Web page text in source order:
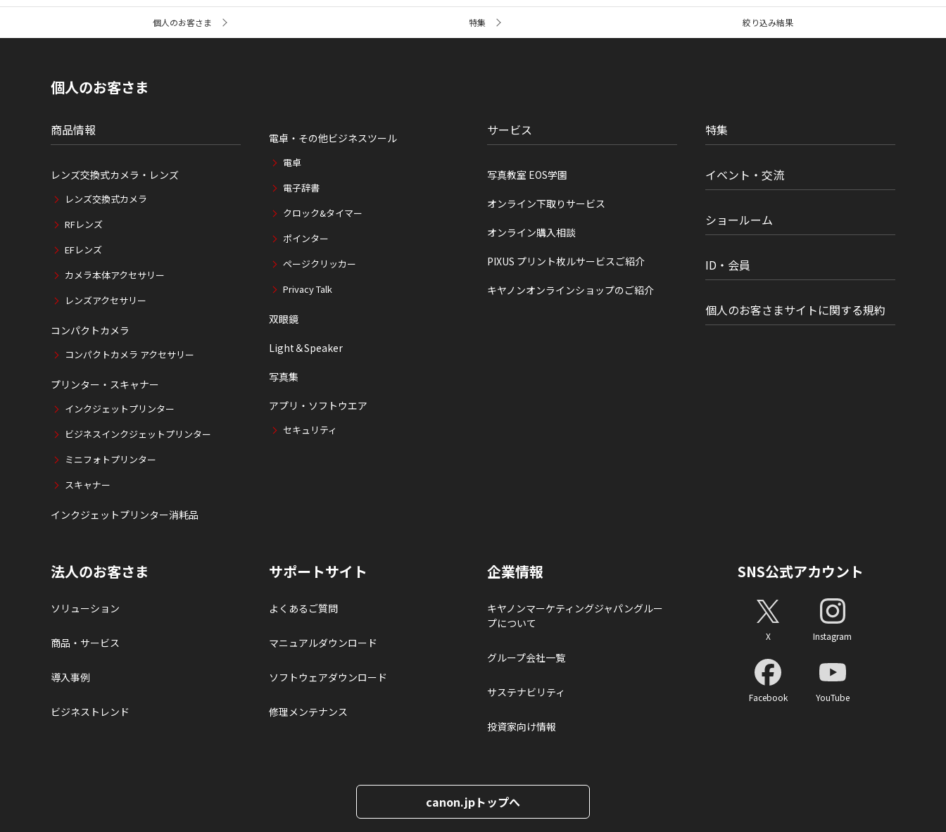
ト
個人のお客さま 特集 絞り込み結果
個人のお客さま
商品情報
レンズ交換式カメラ・レンズ
レンズ交換式カメラ
RFレンズ
EFレンズ
カメラ本体アクセサリー
レンズアクセサリー
コンパクトカメラ
コンパクトカメラ アクセサリー
プリンター・スキャナー
インクジェットプリンター
ビジネスインクジェットプリンター
ミニフォトプリンター
スキャナー
インクジェットプリンター消耗品
電卓・その他ビジネスツール
電卓
電子辞書
クロック&タイマー
ポインター
ページクリッカー
Privacy Talk
双眼鏡
Light＆Speaker
写真集
アプリ・ソフトウエア
セキュリティ
サービス
写真教室 EOS学園
オンライン下取りサービス
オンライン購入相談
PIXUS プリント枚ルサービスご紹介
キヤノンオンラインショップのご紹介
特集
イベント・交流
ショールーム
ID・会員
個人のお客さまサイトに関する規約
法人のお客さま
ソリューション
商品・サービス
導入事例
ビジネストレンド
サポートサイト
よくあるご質問
マニュアルダウンロード
ソフトウェアダウンロード
修理メンテナンス
企業情報
キヤノンマーケティングジャパングルー
プについて
グループ会社一覧
サステナビリティ
投資家向け情報
SNS公式アカウント
X Instagram
Facebook YouTube
canon.jpトップへ